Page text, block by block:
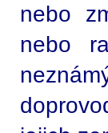
nebo
nebo